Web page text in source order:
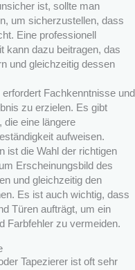
ist, sollte man
um sicherzustellen, dass
Eine professionell
kann dazu beitragen, das
und gleichzeitig dessen
Fachkenntnisse und
zu erzielen. Es gibt
die eine längere
aufweisen.
ist die Wahl der richtigen
Erscheinungsbild des
und gleichzeitig den
Es ist auch wichtig, dass
Türen aufträgt, um ein
Farbfehler zu vermeiden.
Tapezierer ist oft sehr